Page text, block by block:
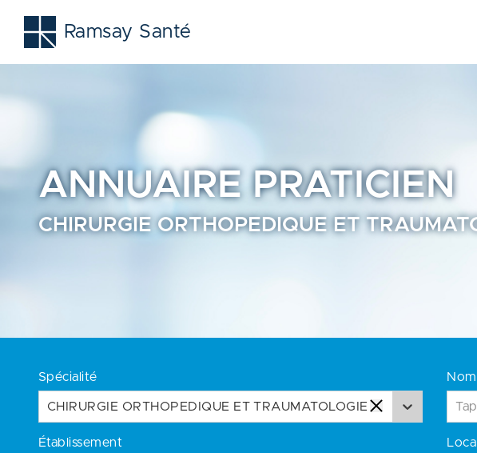
Ramsay Santé
ANNUAIRE PRATICIEN
CHIRURGIE ORTHOPEDIQUE ET
Spécialité
CHIRURGIE ORTHOPEDIQUE ET TRAUMATOLOGIE
Établissement